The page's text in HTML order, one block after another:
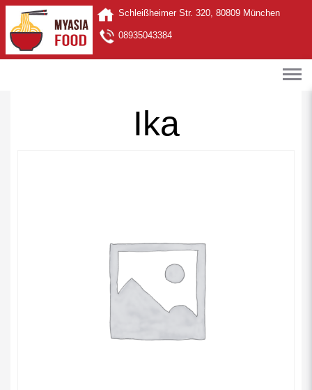
Schleißheimer Str. 320, 80809 München
08935043384
Ika